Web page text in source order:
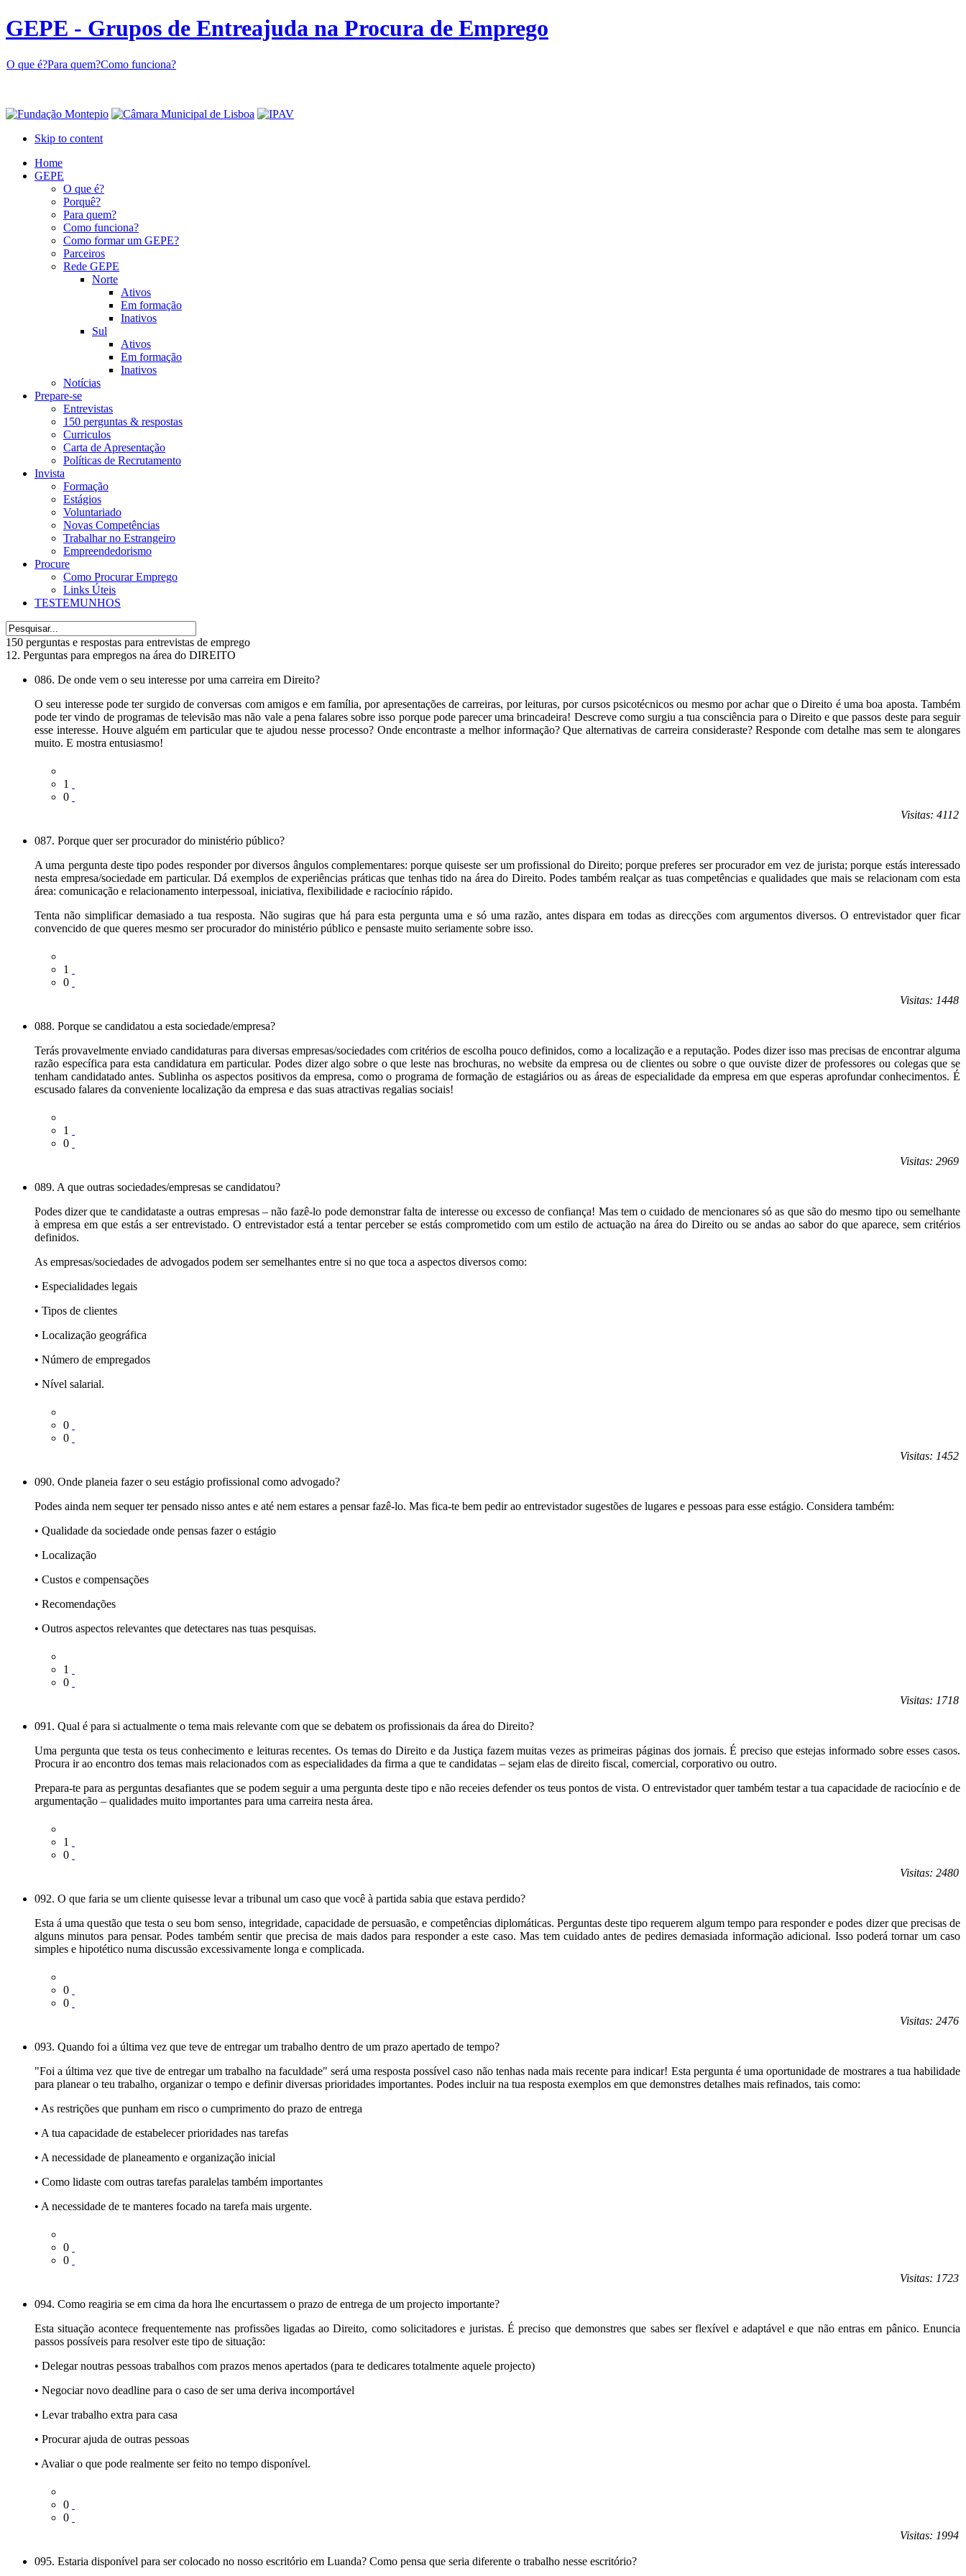
GEPE - Grupos de Entreajuda na Procura de Emprego
O que é?Para quem?Como funciona?
Skip to content
Home
GEPE
O que é?
Porquê?
Para quem?
Como funciona?
Como formar um GEPE?
Parceiros
Rede GEPE
Norte
Ativos
Em formação
Inativos
Sul
Ativos
Em formação
Inativos
Notícias
Prepare-se
Entrevistas
150 perguntas & respostas
Curriculos
Carta de Apresentação
Políticas de Recrutamento
Invista
Formação
Estágios
Voluntariado
Novas Competências
Trabalhar no Estrangeiro
Empreendedorismo
Procure
Como Procurar Emprego
Links Úteis
TESTEMUNHOS
150 perguntas e respostas para entrevistas de emprego
12. Perguntas para empregos na área do DIREITO
086. De onde vem o seu interesse por uma carreira em Direito?
O seu interesse pode ter surgido de conversas com amigos e em família, por apresentações de carreiras, por leituras, por cursos psicotécnicos ou mesmo por achar que o Direito é uma boa aposta. Também
pode ter vindo de programas de televisão mas não vale a pena falares sobre isso porque pode parecer uma brincadeira! Descreve como surgiu a tua consciência para o Direito e que passos deste para seguir
esse interesse. Houve alguém em particular que te ajudou nesse processo? Onde encontraste a melhor informação? Que alternativas de carreira consideraste? Responde com detalhe mas sem te alongares
muito. E mostra entusiasmo!
1
0
Visitas: 4112
087. Porque quer ser procurador do ministério público?
A uma pergunta deste tipo podes responder por diversos ângulos complementares: porque quiseste ser um profissional do Direito; porque preferes ser procurador em vez de jurista; porque estás interessado
nesta empresa/sociedade em particular. Dá exemplos de experiências práticas que tenhas tido na área do Direito. Podes também realçar as tuas competências e qualidades que mais se relacionam com esta
área: comunicação e relacionamento interpessoal, iniciativa, flexibilidade e raciocínio rápido.
Tenta não simplificar demasiado a tua resposta. Não sugiras que há para esta pergunta uma e só uma razão, antes dispara em todas as direcções com argumentos diversos. O entrevistador quer ficar
convencido de que queres mesmo ser procurador do ministério público e pensaste muito seriamente sobre isso.
1
0
Visitas: 1448
088. Porque se candidatou a esta sociedade/empresa?
Terás provavelmente enviado candidaturas para diversas empresas/sociedades com critérios de escolha pouco definidos, como a localização e a reputação. Podes dizer isso mas precisas de encontrar alguma
razão específica para esta candidatura em particular. Podes dizer algo sobre o que leste nas brochuras, no website da empresa ou de clientes ou sobre o que ouviste dizer de professores ou colegas que se
tenham candidatado antes. Sublinha os aspectos positivos da empresa, como o programa de formação de estagiários ou as áreas de especialidade da empresa em que esperas aprofundar conhecimentos. É
escusado falares da conveniente localização da empresa e das suas atractivas regalias sociais!
1
0
Visitas: 2969
089. A que outras sociedades/empresas se candidatou?
Podes dizer que te candidataste a outras empresas – não fazê-lo pode demonstrar falta de interesse ou excesso de confiança! Mas tem o cuidado de mencionares só as que são do mesmo tipo ou semelhante
à empresa em que estás a ser entrevistado. O entrevistador está a tentar perceber se estás comprometido com um estilo de actuação na área do Direito ou se andas ao sabor do que aparece, sem critérios
definidos.
As empresas/sociedades de advogados podem ser semelhantes entre si no que toca a aspectos diversos como:
• Especialidades legais
• Tipos de clientes
• Localização geográfica
• Número de empregados
• Nível salarial.
0
0
Visitas: 1452
090. Onde planeia fazer o seu estágio profissional como advogado?
Podes ainda nem sequer ter pensado nisso antes e até nem estares a pensar fazê-lo. Mas fica-te bem pedir ao entrevistador sugestões de lugares e pessoas para esse estágio. Considera também:
• Qualidade da sociedade onde pensas fazer o estágio
• Localização
• Custos e compensações
• Recomendações
• Outros aspectos relevantes que detectares nas tuas pesquisas.
1
0
Visitas: 1718
091. Qual é para si actualmente o tema mais relevante com que se debatem os profissionais da área do Direito?
Uma pergunta que testa os teus conhecimento e leituras recentes. Os temas do Direito e da Justiça fazem muitas vezes as primeiras páginas dos jornais. É preciso que estejas informado sobre esses casos.
Procura ir ao encontro dos temas mais relacionados com as especialidades da firma a que te candidatas – sejam elas de direito fiscal, comercial, corporativo ou outro.
Prepara-te para as perguntas desafiantes que se podem seguir a uma pergunta deste tipo e não receies defender os teus pontos de vista. O entrevistador quer também testar a tua capacidade de raciocínio e de
argumentação – qualidades muito importantes para uma carreira nesta área.
1
0
Visitas: 2480
092. O que faria se um cliente quisesse levar a tribunal um caso que você à partida sabia que estava perdido?
Esta á uma questão que testa o seu bom senso, integridade, capacidade de persuasão, e competências diplomáticas. Perguntas deste tipo requerem algum tempo para responder e podes dizer que precisas de
alguns minutos para pensar. Podes também sentir que precisa de mais dados para responder a este caso. Mas tem cuidado antes de pedires demasiada informação adicional. Isso poderá tornar um caso
simples e hipotético numa discussão excessivamente longa e complicada.
0
0
Visitas: 2476
093. Quando foi a última vez que teve de entregar um trabalho dentro de um prazo apertado de tempo?
"Foi a última vez que tive de entregar um trabalho na faculdade" será uma resposta possível caso não tenhas nada mais recente para indicar! Esta pergunta é uma oportunidade de mostrares a tua habilidade
para planear o teu trabalho, organizar o tempo e definir diversas prioridades importantes. Podes incluir na tua resposta exemplos em que demonstres detalhes mais refinados, tais como:
• As restrições que punham em risco o cumprimento do prazo de entrega
• A tua capacidade de estabelecer prioridades nas tarefas
• A necessidade de planeamento e organização inicial
• Como lidaste com outras tarefas paralelas também importantes
• A necessidade de te manteres focado na tarefa mais urgente.
0
0
Visitas: 1723
094. Como reagiria se em cima da hora lhe encurtassem o prazo de entrega de um projecto importante?
Esta situação acontece frequentemente nas profissões ligadas ao Direito, como solicitadores e juristas. É preciso que demonstres que sabes ser flexível e adaptável e que não entras em pânico. Enuncia
passos possíveis para resolver este tipo de situação:
• Delegar noutras pessoas trabalhos com prazos menos apertados (para te dedicares totalmente aquele projecto)
• Negociar novo deadline para o caso de ser uma deriva incomportável
• Levar trabalho extra para casa
• Procurar ajuda de outras pessoas
• Avaliar o que pode realmente ser feito no tempo disponível.
0
0
Visitas: 1994
095. Estaria disponível para ser colocado no nosso escritório em Luanda? Como pensa que seria diferente o trabalho nesse escritório?